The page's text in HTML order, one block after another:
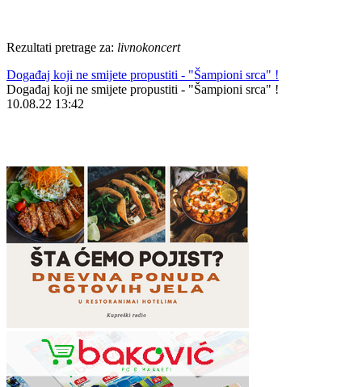
Rezultati pretrage za: livnokoncert
Događaj koji ne smijete propustiti - "Šampioni srca" !
Događaj koji ne smijete propustiti - "Šampioni srca" !
10.08.22 13:42